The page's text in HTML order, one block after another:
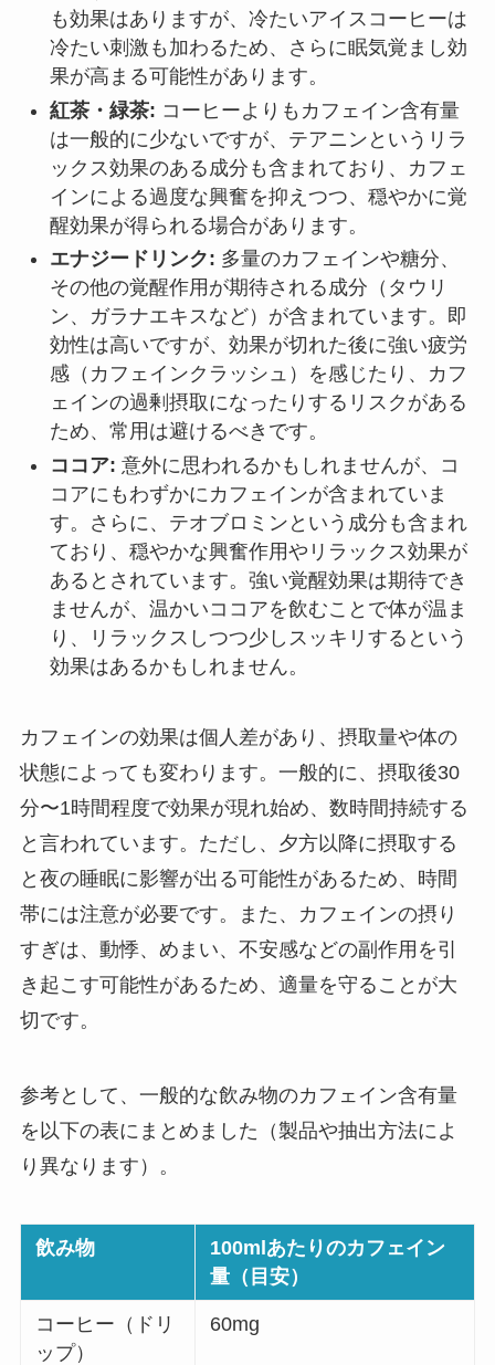
も効果はありますが、冷たいアイスコーヒーは
冷たい刺激も加わるため、さらに眠気覚まし効
果が高まる可能性があります。
紅茶・緑茶: コーヒーよりもカフェイン含有量
は一般的に少ないですが、テアニンというリラ
ックス効果のある成分も含まれており、カフェ
インによる過度な興奮を抑えつつ、穏やかに覚
醒効果が得られる場合があります。
エナジードリンク: 多量のカフェインや糖分、
その他の覚醒作用が期待される成分（タウリ
ン、ガラナエキスなど）が含まれています。即
効性は高いですが、効果が切れた後に強い疲労
感（カフェインクラッシュ）を感じたり、カフ
ェインの過剰摂取になったりするリスクがある
ため、常用は避けるべきです。
ココア: 意外に思われるかもしれませんが、コ
コアにもわずかにカフェインが含まれていま
す。さらに、テオブロミンという成分も含まれ
ており、穏やかな興奮作用やリラックス効果が
あるとされています。強い覚醒効果は期待でき
ませんが、温かいココアを飲むことで体が温ま
り、リラックスしつつ少しスッキリするという
効果はあるかもしれません。
カフェインの効果は個人差があり、摂取量や体の
状態によっても変わります。一般的に、摂取後30
分〜1時間程度で効果が現れ始め、数時間持続する
と言われています。ただし、夕方以降に摂取する
と夜の睡眠に影響が出る可能性があるため、時間
帯には注意が必要です。また、カフェインの摂り
すぎは、動悸、めまい、不安感などの副作用を引
き起こす可能性があるため、適量を守ることが大
切です。
参考として、一般的な飲み物のカフェイン含有量
を以下の表にまとめました（製品や抽出方法によ
り異なります）。
飲み物
100mlあたりのカフェイン
量（目安）
コーヒー（ドリ
ップ）
60mg